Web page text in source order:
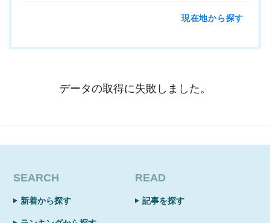
現在地から探す
データの取得に失敗しました。
SEARCH
新着から探す
READ
記事を探す